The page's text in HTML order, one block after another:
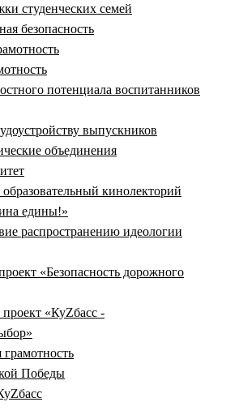
студенческих семей
безопасность
потенциала воспитанников
выпускников
объединения
кинолекторий
едины!»
распространению идеологии
«Безопасность дорожного
«КуZбасс -
грамотность
Победы